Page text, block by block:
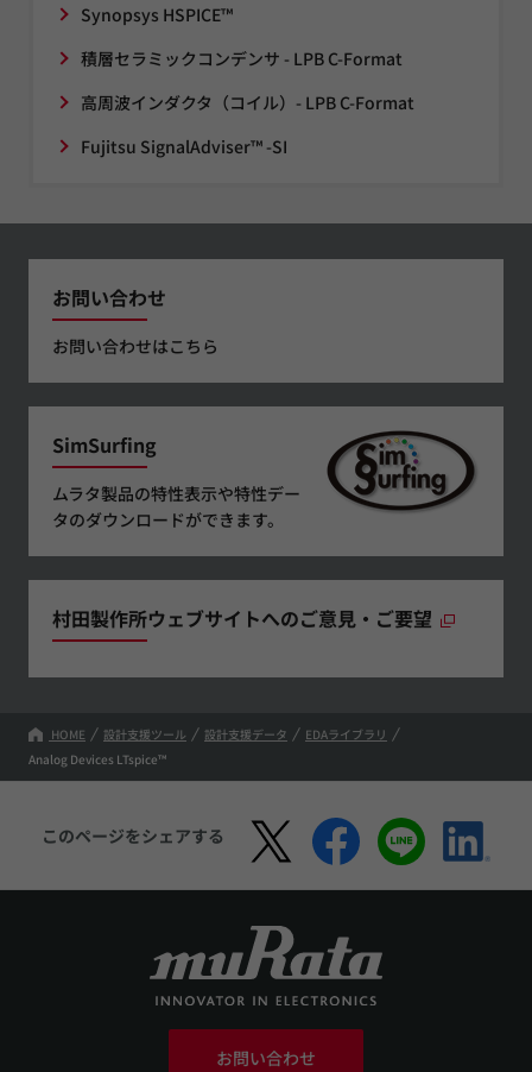
Synopsys HSPICE™
積層セラミックコンデンサ - LPB C-Format
高周波インダクタ（コイル）- LPB C-Format
Fujitsu SignalAdviser™ -SI
お問い合わせ
お問い合わせはこちら
SimSurfing
ムラタ製品の特性表示や特性デー
タのダウンロードができます。
村田製作所ウェブサイトへのご意見・ご要望
HOME 設計支援ツール 設計支援データ
EDAライブラリ
Analog Devices LTspice™
このページをシェアする
お問い合わせ